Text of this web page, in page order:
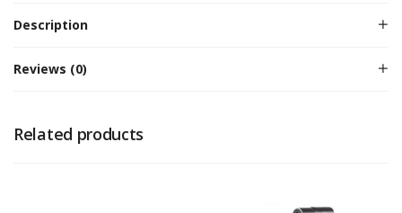
Description
Reviews (0)
Related products